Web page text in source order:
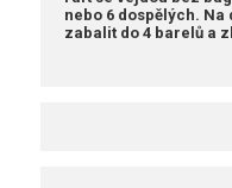
nebo 6 dospělých.
zabalit do 4 barelů a